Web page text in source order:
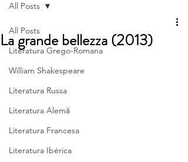
All Posts
Literatura Grego-Romana
William Shakespeare
Literatura Russa
Literatura Alemã
Literatura Francesa
Literatura Ibérica
All Posts
La grande bellezza (2013)